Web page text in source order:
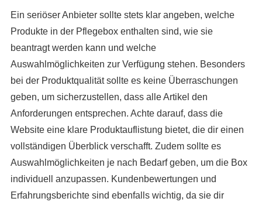
Ein seriöser Anbieter sollte stets klar angeben, welche
Produkte in der Pflegebox enthalten sind, wie sie
beantragt werden kann und welche
Auswahlmöglichkeiten zur Verfügung stehen. Besonders
bei der Produktqualität sollte es keine Überraschungen
geben, um sicherzustellen, dass alle Artikel den
Anforderungen entsprechen. Achte darauf, dass die
Website eine klare Produktauflistung bietet, die dir einen
vollständigen Überblick verschafft. Zudem sollte es
Auswahlmöglichkeiten je nach Bedarf geben, um die Box
individuell anzupassen. Kundenbewertungen und
Erfahrungsberichte sind ebenfalls wichtig, da sie dir